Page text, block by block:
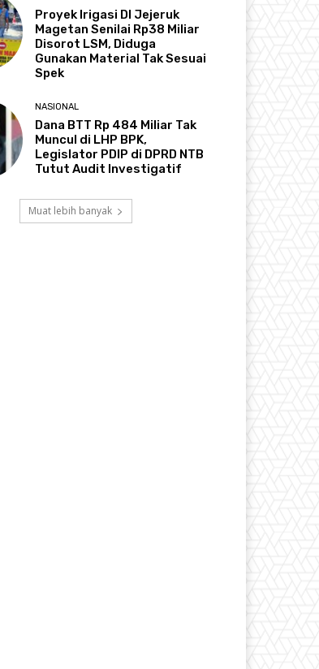
Proyek Irigasi DI Jejeruk
Magetan Senilai Rp38 Miliar
Disorot LSM, Diduga
Gunakan Material Tak Sesuai
Spek
NASIONAL
Dana BTT Rp 484 Miliar Tak
Muncul di LHP BPK,
Legislator PDIP di DPRD NTB
Tutut Audit Investigatif
Muat lebih banyak